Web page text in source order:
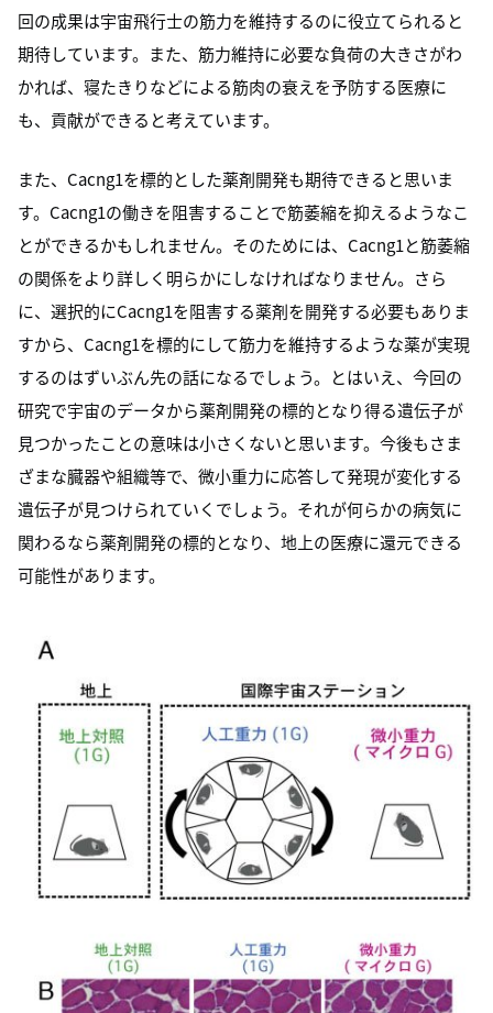
回の成果は宇宙飛行士の筋力を維持するのに役立てられると
期待しています。また、筋力維持に必要な負荷の大きさがわ
かれば、寝たきりなどによる筋肉の衰えを予防する医療に
も、貢献ができると考えています。
また、Cacng1を標的とした薬剤開発も期待できると思いま
す。Cacng1の働きを阻害することで筋萎縮を抑えるようなこ
とができるかもしれません。そのためには、Cacng1と筋萎縮
の関係をより詳しく明らかにしなければなりません。さら
に、選択的にCacng1を阻害する薬剤を開発する必要もありま
すから、Cacng1を標的にして筋力を維持するような薬が実現
するのはずいぶん先の話になるでしょう。とはいえ、今回の
研究で宇宙のデータから薬剤開発の標的となり得る遺伝子が
見つかったことの意味は小さくないと思います。今後もさま
ざまな臓器や組織等で、微小重力に応答して発現が変化する
遺伝子が見つけられていくでしょう。それが何らかの病気に
関わるなら薬剤開発の標的となり、地上の医療に還元できる
可能性があります。